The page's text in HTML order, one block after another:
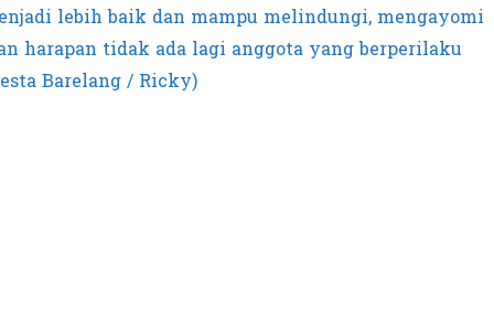
lebih baik dan mampu melindungi, mengayomi
harapan tidak ada lagi anggota yang berperilaku
Barelang / Ricky)